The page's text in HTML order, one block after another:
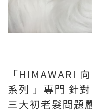
「HIMAWARI
系列 」專門 針
三大初老髮問題